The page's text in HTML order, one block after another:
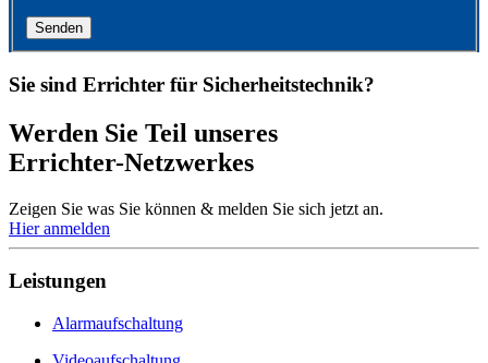
Senden
Sie sind Errichter für Sicherheitstechnik?
Werden Sie Teil unseres
Errichter-Netzwerkes
Zeigen Sie was Sie können & melden Sie sich jetzt an.
Hier anmelden
Leistungen
Alarmaufschaltung